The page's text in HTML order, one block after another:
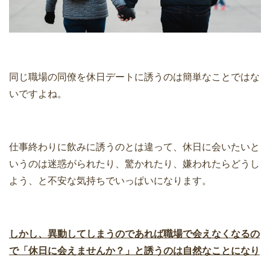
同じ職場の同僚を休日デートに誘うのは簡単なことではな
いですよね。
仕事終わりに飲みに誘うのとは違って、休日に会いたいと
いうのは迷惑がられたり、驚かれたり、嫌われたらどうし
よう、と不安な気持ちでいっぱいになります。
しかし、異動してしまうのであれば職場で会えなくなるの
で「休日に会えませんか？」と誘うのは自然なことになり